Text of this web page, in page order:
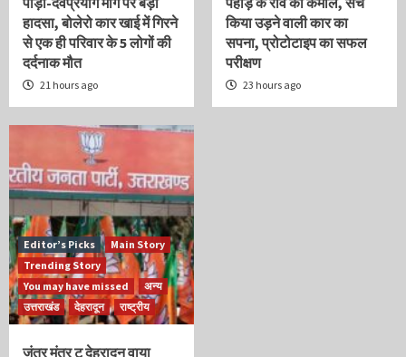
हादसा, बोलेरो कार खाई में गिरने
से एक ही परिवार के 5 लोगों की
दर्दनाक मौत
21 hours ago
किया उड़ने वाली कार का
सपना, प्रोटोटाइप का सफल
परीक्षण
23 hours ago
Editor’s Picks
Main Story
Trending Story
You may have missed
अन्य
उत्तराखंड
देहरादून राष्ट्रीय
जंतर मंतर टु देहरादून वाया